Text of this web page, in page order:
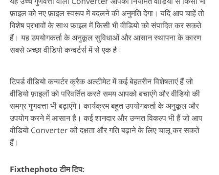
फ़ाइल को नए फ़ाइल स्वरूप में बदलने की अनुमति देगा। यदि आप चाहें तो
विशेष प्रभावों के साथ फ़ाइल में किसी भी वीडियो को संपादित कर सकते
हैं। यह उपयोगकर्ता के अनुकूल सुविधाओं और आसान स्थापना के कारण
सबसे अच्छा वीडियो कन्वर्टर्स में से एक है।
टिपर्ड वीडियो कन्वर्टर क्रैक अल्टीमेट में कई बेहतरीन विशेषताएं हैं जो
वीडियो फ़ाइलों को परिवर्तित करते समय आपको बचाएंगे और वीडियो की
समग्र गुणवत्ता भी बढ़ाएंगे। कार्यक्रम बहुत उपयोगकर्ता के अनुकूल और
उपयोग करने में आसान है। कई शानदार और उन्नत विकल्प भी हैं जो आप
वीडियो Converter की दक्षता और गति बढ़ाने के लिए चालू कर सकते
हैं।
Fixthephoto टीम टिप: